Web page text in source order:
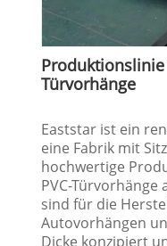
Türvorhänge
Eaststar ist ein
eine Fabrik mit
hochwertige
PVC-Türvorhänge
sind für die
Autovorhängen
Dicke konzipiert